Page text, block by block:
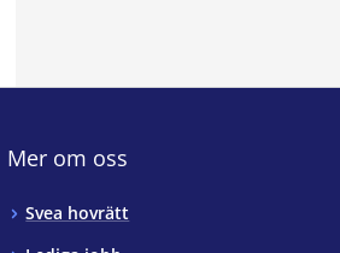
Mer om oss
Svea hovrätt